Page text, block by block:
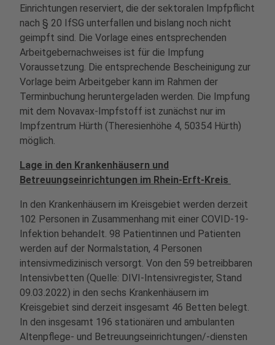
Einrichtungen reserviert, die der sektoralen Impfpflicht
nach § 20 IfSG unterfallen und bislang noch nicht
geimpft sind. Die Vorlage eines entsprechenden
Arbeitgebernachweises ist für die Impfung
Voraussetzung. Die entsprechende Bescheinigung zur
Vorlage beim Arbeitgeber kann im Rahmen der
Terminbuchung heruntergeladen werden. Die Impfung
mit dem Novavax-Impfstoff ist zunächst nur im
Impfzentrum Hürth (Theresienhöhe 4, 50354 Hürth)
möglich.
Lage in den Krankenhäusern und
Betreuungseinrichtungen im Rhein-Erft-Kreis
In den Krankenhäusern im Kreisgebiet werden derzeit
102 Personen in Zusammenhang mit einer COVID-19-
Infektion behandelt. 98 Patientinnen und Patienten
werden auf der Normalstation, 4 Personen
intensivmedizinisch versorgt. Von den 59 betreibbaren
Intensivbetten (Quelle: DIVI-Intensivregister, Stand
09.03.2022) in den sechs Krankenhäusern im
Kreisgebiet sind derzeit insgesamt 46 Betten belegt.
In den insgesamt 196 stationären und ambulanten
Altenpflege- und Betreuungseinrichtungen/-diensten